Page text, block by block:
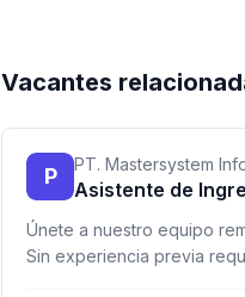
Vacantes
P PT. Mastersystem
Asistente de
Únete a nuestro equipo
Sin experiencia previa